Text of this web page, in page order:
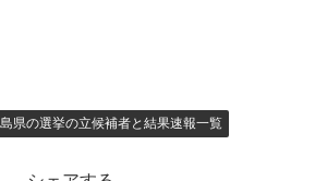
県の選挙の立候補者と結果速報一覧